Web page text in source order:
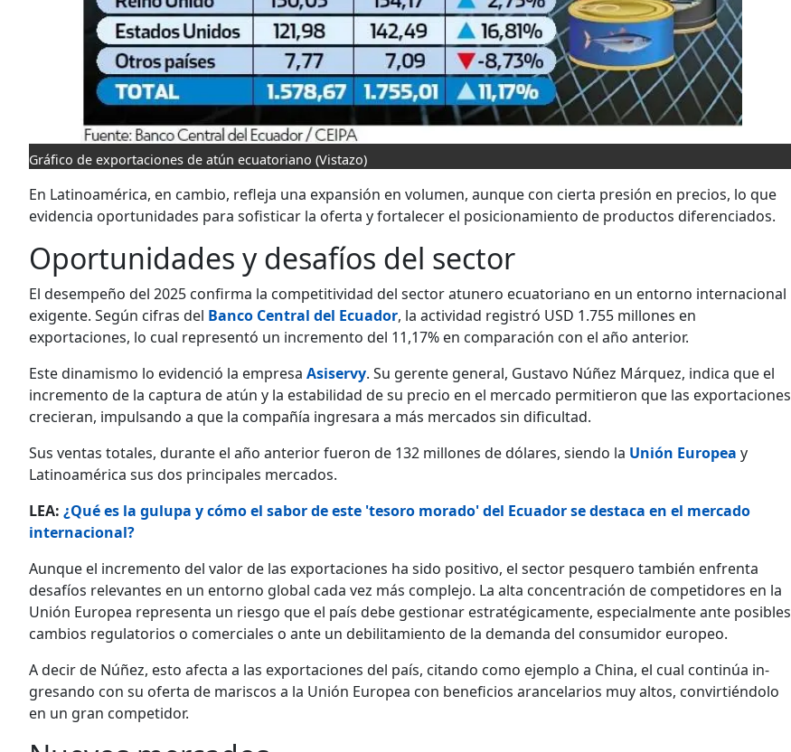
Gráfico de exportaciones de atún ecuatoriano (Vistazo)
En Latinoamérica, en cambio, refleja una expansión en volumen, aunque con cierta presión en precios, lo que
evidencia oportunidades para sofisticar la oferta y fortalecer el posicionamiento de productos diferenciados.
Oportunidades y desafíos del sector
El desempeño del 2025 confirma la com­petitividad del sector atunero ecuatoriano en un entorno internacional
exigente. Se­gún cifras del Banco Central del Ecuador, la actividad registró USD 1.755 millones en
exportaciones, lo cual representó un incremento del 11,17% en compa­ración con el año anterior.
Este dinamismo lo evidenció la em­presa Asiservy. Su gerente general, Gustavo Núñez Márquez, indica que el
incremen­to de la captura de atún y la estabilidad de su precio en el mercado permitieron que las exportaciones
crecieran, impul­sando a que la compañía ingresara a más mercados sin dificultad.
Sus ventas totales, durante el año anterior fueron de 132 millones de dóla­res, siendo la Unión Europea y
Latino­américa sus dos principales mercados.
LEA: ¿Qué es la gulupa y cómo el sabor de este 'tesoro morado' del Ecuador se destaca en el mercado
internacional?
Aunque el incremento del valor de las exportaciones ha sido positivo, el sector pesquero también enfrenta
desafíos re­levantes en un entorno global cada vez más complejo. La alta concentración de competidores en la
Unión Europea re­presenta un riesgo que el país debe ges­tionar estratégicamente, especialmente ante posibles
cambios regulatorios o co­merciales o ante un debilitamiento de la demanda del consumidor europeo.
A decir de Núñez, esto afecta a las exportaciones del país, citando como ejemplo a China, el cual continúa in­
gresando con su oferta de mariscos a la Unión Europea con beneficios aran­celarios muy altos, convirtiéndolo
en un gran competidor.